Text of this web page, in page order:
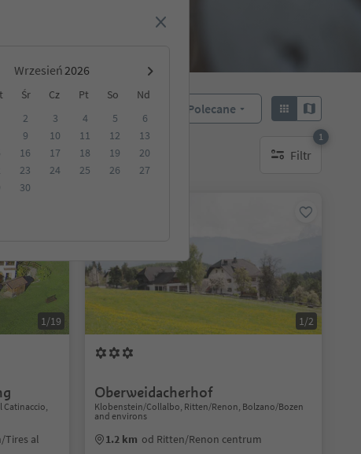
Wrzesień
Śr Cz Pt So
Nd
2 3 4 5
6
9 10 11 12
13
16 17 18 19
20
23 24 25 26
27
30
Polecane
Filtr
1
1 aktywny filtr
1/19
Catinaccio,
Tires al
1/2
Oberweidacherhof
Klobenstein/Collalbo, Ritten/Renon, Bolzano/Bozen
and environs
1.2 km od Ritten/Renon centrum